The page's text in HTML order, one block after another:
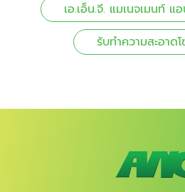
เอ.เอ็น.จี. แมเนจเมนท์ แ
รับทําความสะอาด